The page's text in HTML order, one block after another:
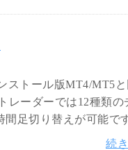
ストール版MT4/MT5
レーダーでは12種類の
足切り替えが可能で
続